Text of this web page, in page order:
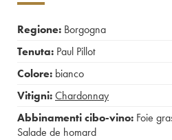
Regione: Borgogna
Tenuta: Paul Pillot
Colore: bianco
Vitigni:Chardonnay
Abbinamenti cibo-vino: Foie
Salade de homard